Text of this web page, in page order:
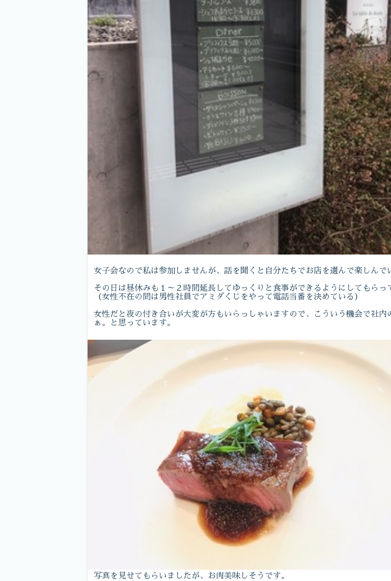
女子会なので私は参加しませんが、話を聞くと自分たちでお店を選んで楽しんで
その日は昼休みも１～２時間延長してゆっくりと食事ができるようにしてもらっ
（女性不在の間は男性社員でアミダくじをやって電話当番を決めている）
女性だと夜の付き合いが大変が方もいらっしゃいますので、こういう機会で社
ぁ。と思っています。
写真を見せてもらいましたが、お肉美味しそうです。